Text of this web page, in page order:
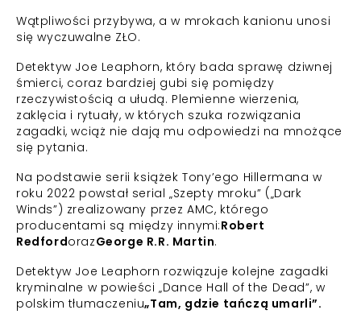
Wątpliwości przybywa, a w mrokach kanionu unosi
się wyczuwalne ZŁO.
Detektyw Joe Leaphorn, który bada sprawę dziwnej
śmierci, coraz bardziej gubi się pomiędzy
rzeczywistością a ułudą. Plemienne wierzenia,
zaklęcia i rytuały, w których szuka rozwiązania
zagadki, wciąż nie dają mu odpowiedzi na mnożące
się pytania.
Na podstawie serii książek Tony’ego Hillermana w
roku 2022 powstał serial „Szepty mroku” („Dark
Winds”) zrealizowany przez AMC, którego
producentami są między innymi:Robert
RedfordorazGeorge R.R. Martin.
Detektyw Joe Leaphorn rozwiązuje kolejne zagadki
kryminalne w powieści „Dance Hall of the Dead”, w
polskim tłumaczeniu„Tam, gdzie tańczą umarli”.